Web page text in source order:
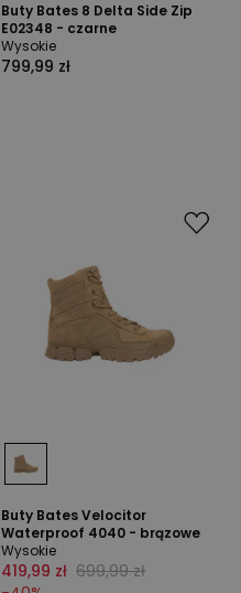
Buty Bates 8 Delta Side Zip
E02348 - czarne
Wysokie
799,99 zł
Buty Bates Velocitor
Waterproof 4040 - brązowe
Wysokie
419,99 zł 699,99 zł